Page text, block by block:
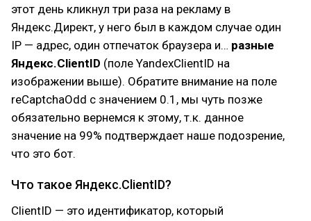
этот день кликнул три раза на рекламу в
Яндекс.Директ, у него был в каждом случае один
IP — адрес, один отпечаток браузера и… разные
Яндекс.ClientID (поле YandexClientID на
изображении выше). Обратите внимание на поле
reCaptchaOdd с значением 0.1, мы чуть позже
обязательно вернемся к этому, т.к. данное
значение на 99% подтверждает наше подозрение,
что это бот.
Что такое Яндекс.ClientID?
ClientID — это идентификатор, который